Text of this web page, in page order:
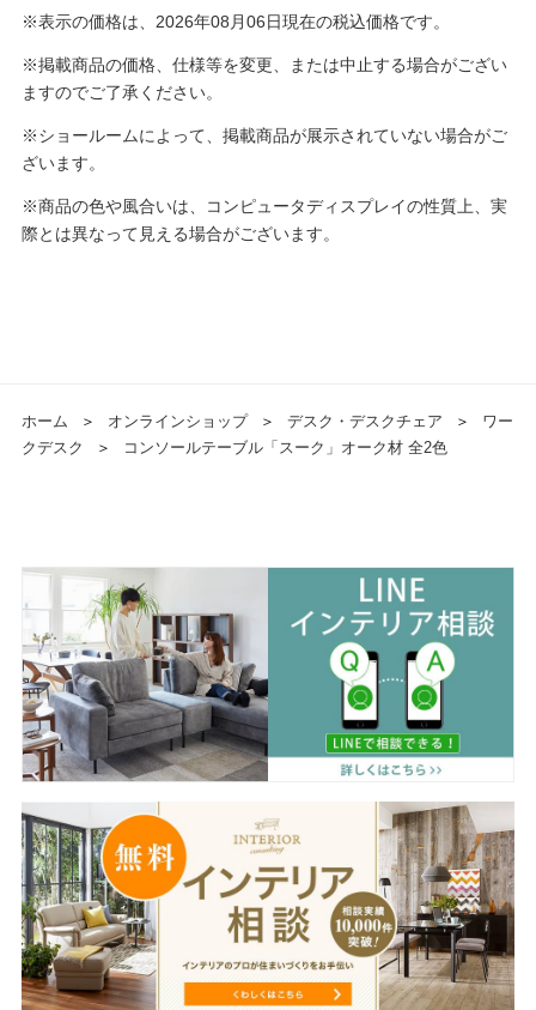
※表示の価格は、2026年08月06日現在の税込価格です。
※掲載商品の価格、仕様等を変更、または中止する場合がござい
ますのでご了承ください。
※ショールームによって、掲載商品が展示されていない場合がご
ざいます。
※商品の色や風合いは、コンピュータディスプレイの性質上、実
際とは異なって見える場合がございます。
ホーム ＞ オンラインショップ ＞ デスク・デスクチェア ＞
ワー
クデスク
＞ コンソールテーブル「スーク」オーク材 全2色